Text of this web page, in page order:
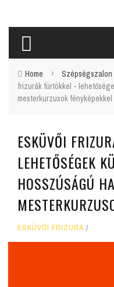
Home › Szépségszalon
frizurák fürtökkel -
mesterkurzusok fényképekkel
ESKÜVŐI
LEHETŐSÉGEK
HOSSZÚSÁGÚ
ESKÜVŐI FRIZURA